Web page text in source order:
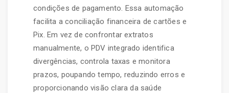
condições de pagamento. Essa automação
facilita a conciliação financeira de cartões e
Pix. Em vez de confrontar extratos
manualmente, o PDV integrado identifica
divergências, controla taxas e monitora
prazos, poupando tempo, reduzindo erros e
proporcionando visão clara da saúde